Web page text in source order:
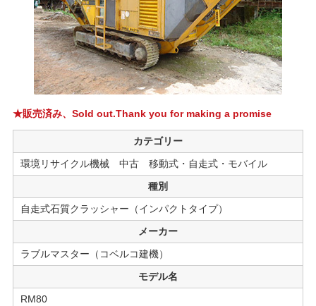
★販売済み、Sold out.Thank you for making a promise
カテゴリー
環境リサイクル機械 中古 移動式・自走式・モバイル
種別
自走式石質クラッシャー（インパクトタイプ）
メーカー
ラブルマスター（コベルコ建機）
モデル名
RM80